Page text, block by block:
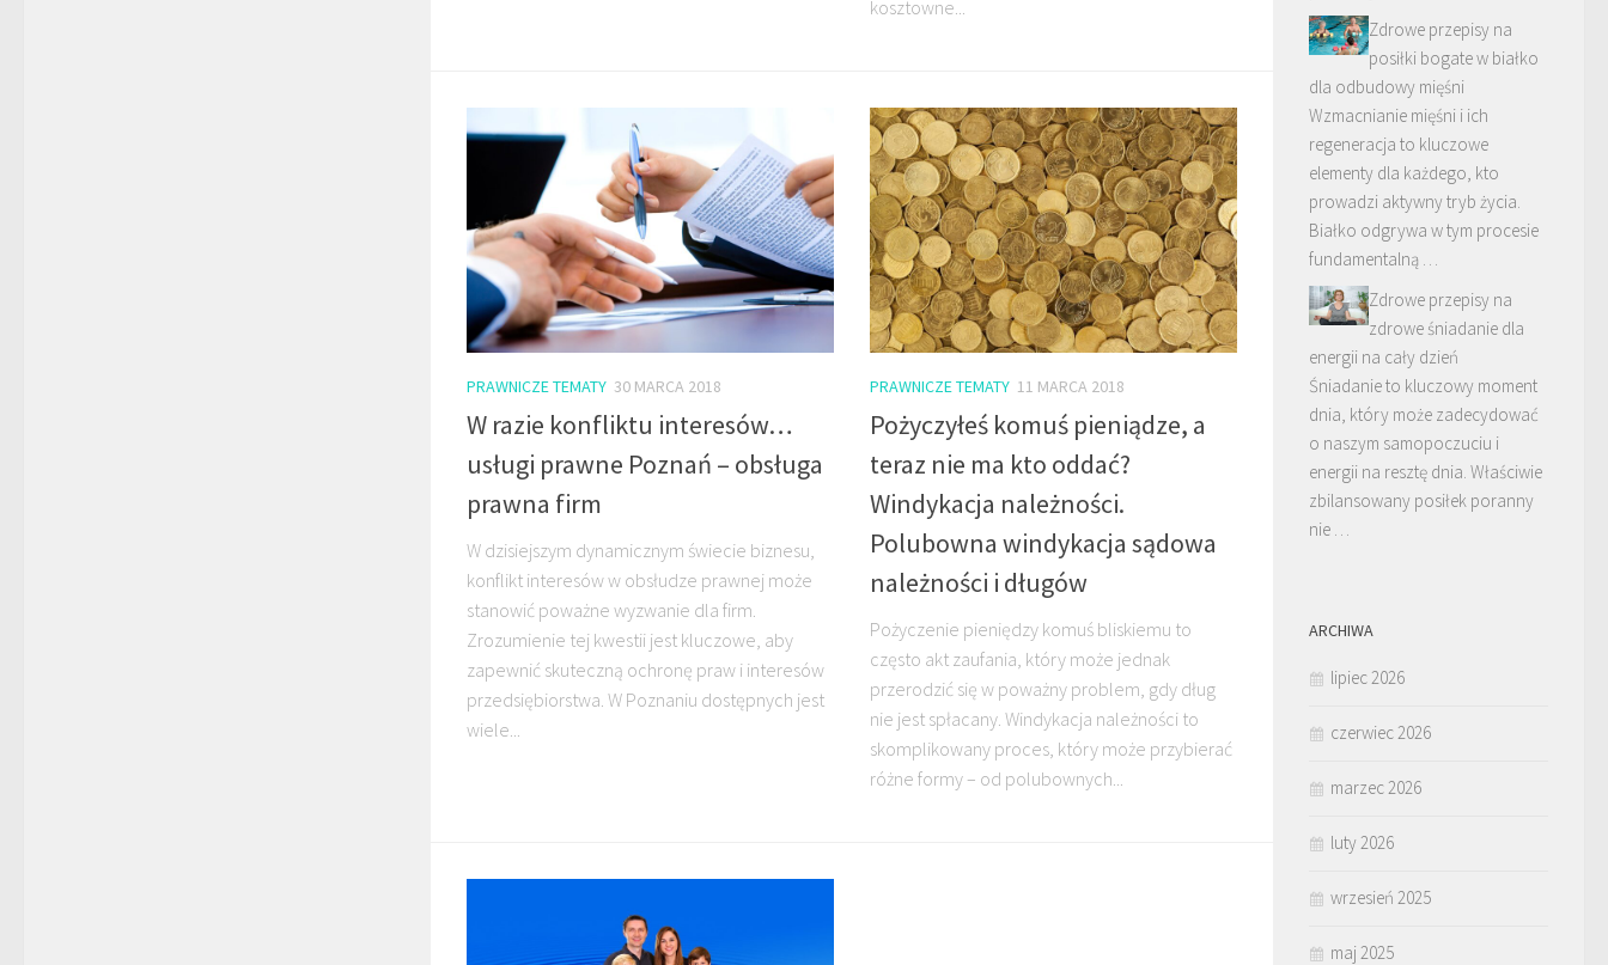
kosztowne...
PRAWNICZE TEMATY 30 MARCA 2018
W razie konfliktu interesów…
usługi prawne Poznań – obsługa
prawna firm
W dzisiejszym dynamicznym świecie biznesu,
konflikt interesów w obsłudze prawnej może
stanowić poważne wyzwanie dla firm.
Zrozumienie tej kwestii jest kluczowe, aby
zapewnić skuteczną ochronę praw i interesów
przedsiębiorstwa. W Poznaniu dostępnych jest
wiele...
PRAWNICZE TEMATY 11 MARCA 2018
Pożyczyłeś komuś pieniądze, a
teraz nie ma kto oddać?
Windykacja należności.
Polubowna windykacja sądowa
należności i długów
Pożyczenie pieniędzy komuś bliskiemu to
często akt zaufania, który może jednak
przerodzić się w poważny problem, gdy dług
nie jest spłacany. Windykacja należności to
skomplikowany proces, który może przybierać
różne formy – od polubownych...
Zdrowe przepisy na
posiłki bogate w białko
dla odbudowy mięśni
Wzmacnianie mięśni i ich
regeneracja to kluczowe
elementy dla każdego, kto
prowadzi aktywny tryb życia.
Białko odgrywa w tym procesie
fundamentalną …
Zdrowe przepisy na
zdrowe śniadanie dla
energii na cały dzień
Śniadanie to kluczowy moment
dnia, który może zadecydować
o naszym samopoczuciu i
energii na resztę dnia. Właściwie
zbilansowany posiłek poranny
nie …
ARCHIWA
lipiec 2026
czerwiec 2026
marzec 2026
luty 2026
wrzesień 2025
maj 2025